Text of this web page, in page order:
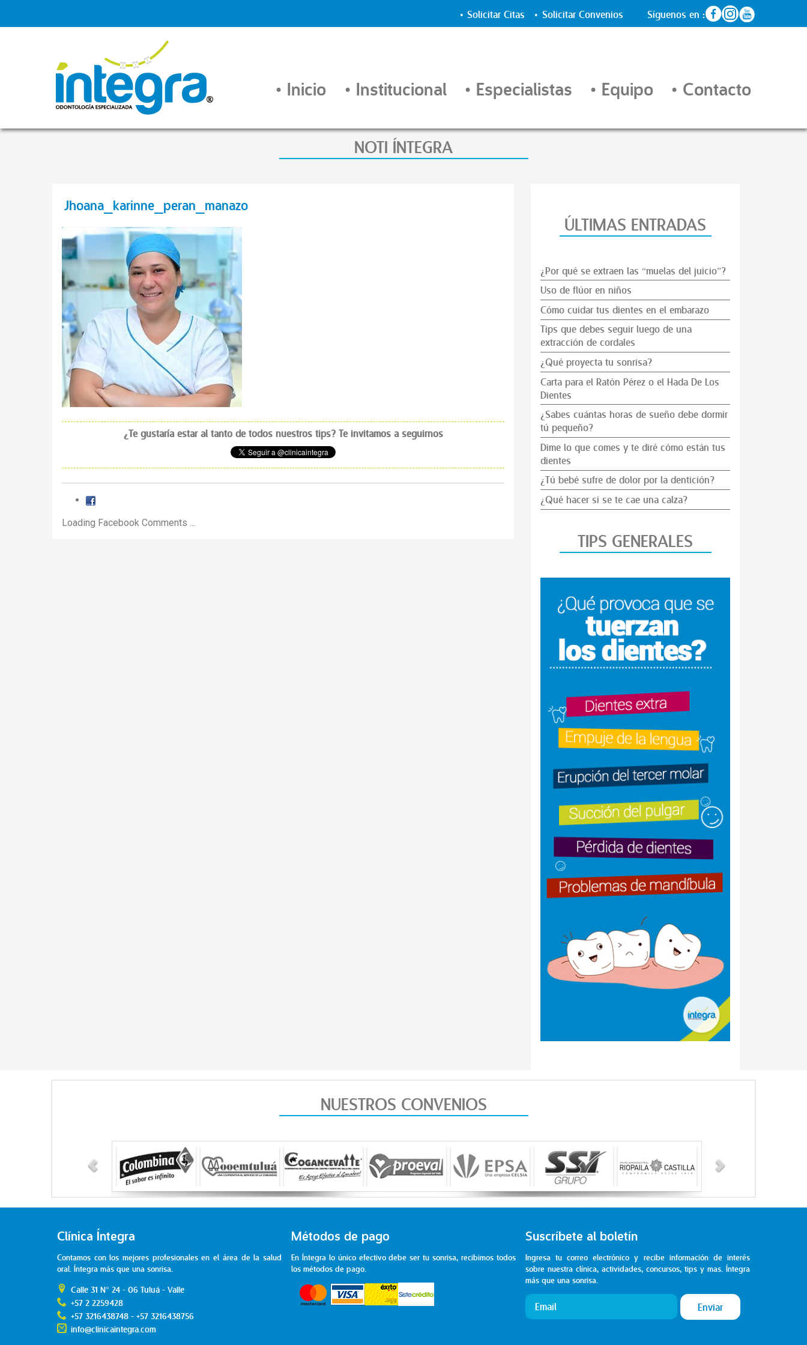
Solicitar Citas Solicitar Convenios Síguenos en :
Inicio Institucional Especialistas Equipo Contacto
NOTI ÍNTEGRA
Jhoana_karinne_peran_manazo
¿Te gustaría estar al tanto de todos nuestros tips? Te invitamos a seguirnos
Loading Facebook Comments ...
ÚLTIMAS ENTRADAS
¿Por qué se extraen las “muelas del juicio”?
Uso de flúor en niños
Cómo cuidar tus dientes en el embarazo
Tips que debes seguir luego de una
extracción de cordales
¿Qué proyecta tu sonrisa?
Carta para el Ratón Pérez o el Hada De Los
Dientes
¿Sabes cuántas horas de sueño debe dormir
tú pequeño?
Dime lo que comes y te diré cómo están tus
dientes
¿Tú bebé sufre de dolor por la dentición?
¿Qué hacer si se te cae una calza?
TIPS GENERALES
NUESTROS CONVENIOS
Clínica Íntegra
Contamos con los mejores profesionales en el área de la salud
oral. Íntegra más que una sonrisa.
Calle 31 N° 24 - 06 Tuluá - Valle
+57 2 2259428
+57 3216438748 - +57 3216438756
info@clinicaintegra.com
Métodos de pago
En Íntegra lo único efectivo debe ser tu sonrisa, recibimos todos
los métodos de pago.
Suscríbete al boletín
Ingresa tu correo electrónico y recibe información de interés
sobre nuestra clínica, actividades, concursos, tips y mas. Íntegra
más que una sonrisa.